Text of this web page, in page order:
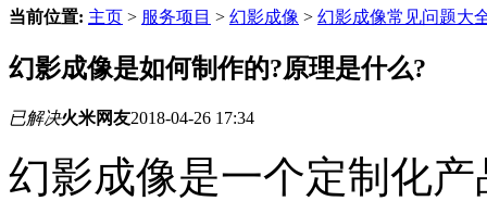
当前位置: 主页 > 服务项目 > 幻影成像 > 幻影成像常见问题大
幻影成像是如何制作的?原理是什么?
已解决火米网友2018-04-26 17:34
幻影成像是一个定制化